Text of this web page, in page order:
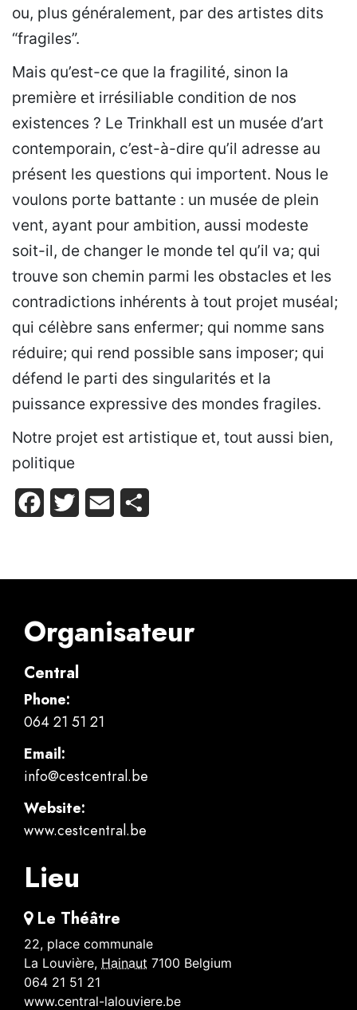
ou, plus généralement, par des artistes dits
“fragiles”.
Mais qu’est-ce que la fragilité, sinon la
première et irrésiliable condition de nos
existences ? Le Trinkhall est un musée d’art
contemporain, c’est-à-dire qu’il adresse au
présent les questions qui importent. Nous le
voulons porte battante : un musée de plein
vent, ayant pour ambition, aussi modeste
soit-il, de changer le monde tel qu’il va; qui
trouve son chemin parmi les obstacles et les
contradictions inhérents à tout projet muséal;
qui célèbre sans enfermer; qui nomme sans
réduire; qui rend possible sans imposer; qui
défend le parti des singularités et la
puissance expressive des mondes fragiles.
Notre projet est artistique et, tout aussi bien,
politique
Facebook
Twitter Email
Organisateur
Central
Phone:
064 21 51 21
Email:
info@cestcentral.be
Website:
www.cestcentral.be
Lieu
Le Théâtre
22, place communale
La Louvière, Hainaut 7100 Belgium
064 21 51 21
www.central-lalouviere.be